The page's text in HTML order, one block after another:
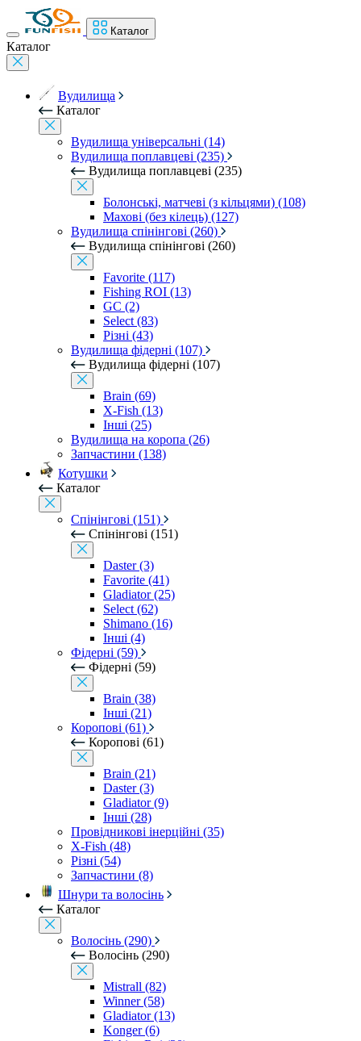
Каталог
Каталог
Вудилища
Каталог
Вудилища універсальні (14)
Вудилища поплавцеві (235)
Вудилища поплавцеві (235)
Болонські, матчеві (з кільцями) (108)
Махові (без кілець) (127)
Вудилища спінінгові (260)
Вудилища спінінгові (260)
Favorite (117)
Fishing ROI (13)
GC (2)
Select (83)
Різні (43)
Вудилища фідерні (107)
Вудилища фідерні (107)
Brain (69)
X-Fish (13)
Інші (25)
Вудилища на коропа (26)
Запчастини (138)
Котушки
Каталог
Спінінгові (151)
Спінінгові (151)
Daster (3)
Favorite (41)
Gladiator (25)
Select (62)
Shimano (16)
Інші (4)
Фідерні (59)
Фідерні (59)
Brain (38)
Інші (21)
Коропові (61)
Коропові (61)
Brain (21)
Daster (3)
Gladiator (9)
Інші (28)
Провідникові інерційні (35)
X-Fish (48)
Різні (54)
Запчастини (8)
Шнури та волосінь
Каталог
Волосінь (290)
Волосінь (290)
Mistrall (82)
Winner (58)
Gladiator (13)
Konger (6)